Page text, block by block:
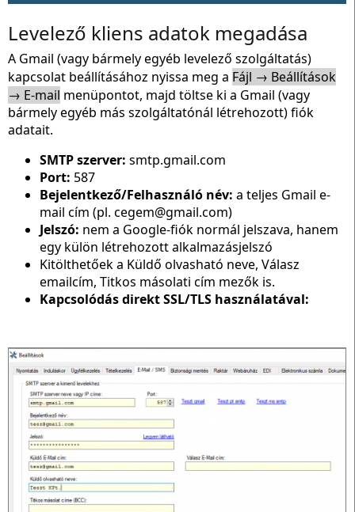
Levelező kliens adatok megadása
A Gmail (vagy bármely egyéb levelező szolgáltatás)
kapcsolat beállításához nyissa meg a Fájl → Beállítások
→ E-mail menüpontot, majd töltse ki a Gmail (vagy
bármely egyéb más szolgáltatónál létrehozott) fiók
adatait.
SMTP szerver: smtp.gmail.com
Port: 587
Bejelentkező/Felhasználó név: a teljes Gmail e-
mail cím (pl. cegem@gmail.com)
Jelszó: nem a Google-fiók normál jelszava, hanem
egy külön létrehozott alkalmazásjelszó
Kitölthetőek a Küldő olvasható neve, Válasz
emailcím, Titkos másolati cím mezők is.
Kapcsolódás direkt SSL/TLS használatával: